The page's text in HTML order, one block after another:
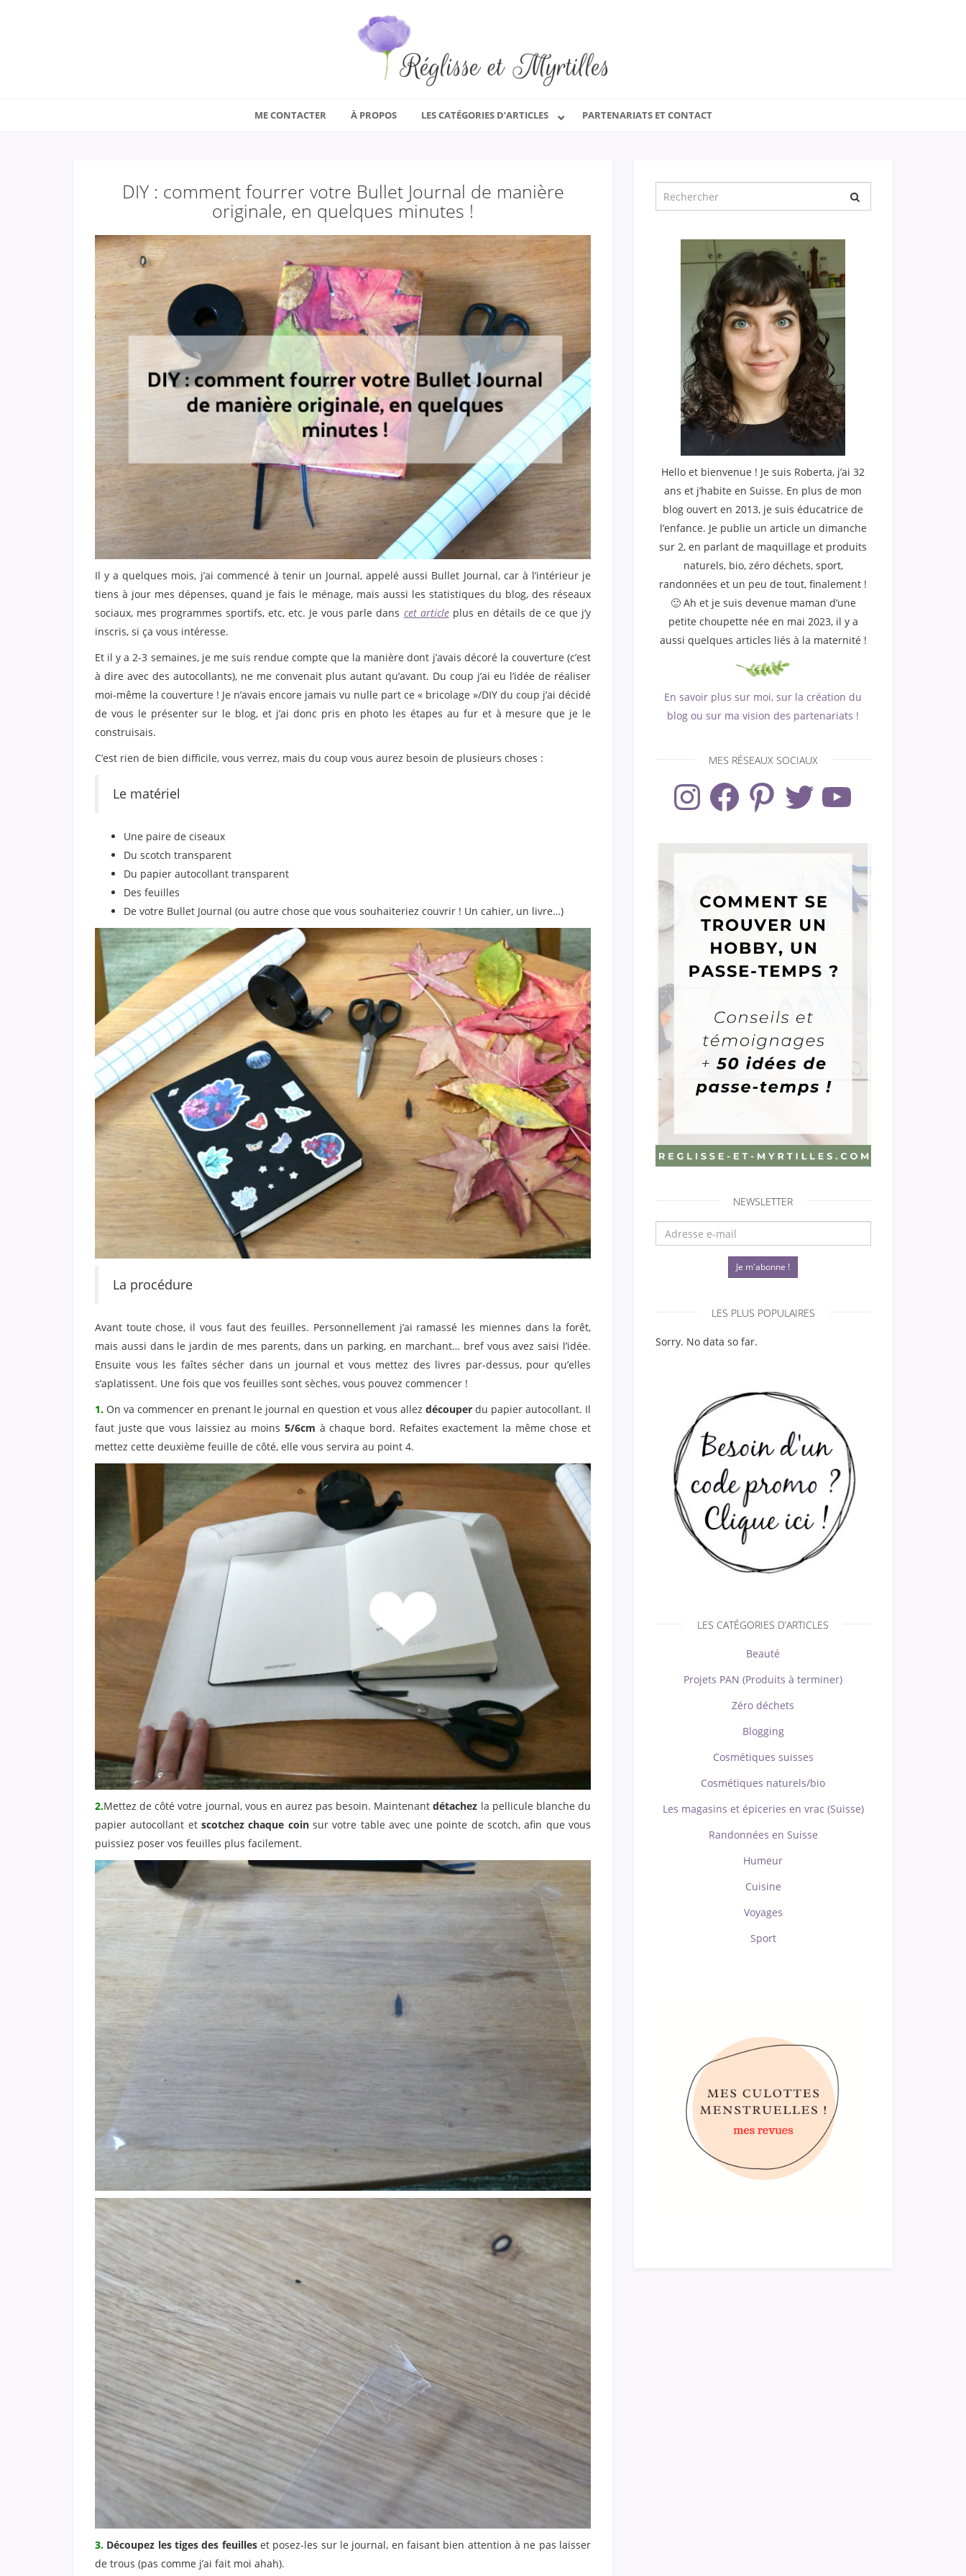
ME CONTACTER À PROPOS LES CATÉGORIES D’ARTICLES PARTENARIATS ET CONTACT
DIY : comment fourrer votre Bullet Journal de manière
originale, en quelques minutes !
Il y a quelques mois, j’ai commencé à tenir un Journal, appelé aussi Bullet Journal, car à l’intérieur je
tiens à jour mes dépenses, quand je fais le ménage, mais aussi les statistiques du blog, des réseaux
sociaux, mes programmes sportifs, etc, etc. Je vous parle dans cet articleplus en détails de ce que j’y
inscris, si ça vous intéresse.
Et il y a 2-3 semaines, je me suis rendue compte que la manière dont j’avais décoré la couverture (c’est
à dire avec des autocollants), ne me convenait plus autant qu’avant. Du coup j’ai eu l’idée de réaliser
moi-même la couverture ! Je n’avais encore jamais vu nulle part ce « bricolage »/DIY du coup j’ai décidé
de vous le présenter sur le blog, et j’ai donc pris en photo les étapes au fur et à mesure que je le
construisais.
C’est rien de bien difficile, vous verrez, mais du coup vous aurez besoin de plusieurs choses :
Le matériel
Une paire de ciseaux
Du scotch transparent
Du papier autocollant transparent
Des feuilles
De votre Bullet Journal (ou autre chose que vous souhaiteriez couvrir ! Un cahier, un livre…)
La procédure
Avant toute chose, il vous faut des feuilles. Personnellement j’ai ramassé les miennes dans la forêt,
mais aussi dans le jardin de mes parents, dans un parking, en marchant… bref vous avez saisi l’idée.
Ensuite vous les faîtes sécher dans un journal et vous mettez des livres par-dessus, pour qu’elles
s’aplatissent. Une fois que vos feuilles sont sèches, vous pouvez commencer !
1. On va commencer en prenant le journal en question et vous allez découper du papier autocollant. Il
faut juste que vous laissiez au moins 5/6cm à chaque bord. Refaites exactement la même chose et
mettez cette deuxième feuille de côté, elle vous servira au point 4.
2.Mettez de côté votre journal, vous en aurez pas besoin. Maintenantdétachez la pellicule blanche du
papier autocollant et scotchez chaque coinsur votre table avec une pointe de scotch, afin que vous
puissiez poser vos feuilles plus facilement.
3. Découpez les tiges des feuilleset posez-les sur le journal, en faisant bien attention à ne pas laisser
de trous (pas comme j’ai fait moi ahah).
pour
:
Hello et bienvenue ! Je suis Roberta, j’ai 32
ans et j’habite en Suisse. En plus de mon
blog ouvert en 2013, je suis éducatrice de
l’enfance. Je publie un article un dimanche
sur 2, en parlant de maquillage et produits
naturels, bio, zéro déchets, sport,
randonnées et un peu de tout, finalement !
🙂 Ah et je suis devenue maman d’une
petite choupette née en mai 2023, il y a
aussi quelques articles liés à la maternité !
En savoir plus sur moi, sur la création du
blog ou sur ma vision des partenariats !
MES RÉSEAUX SOCIAUX
InstagramFacebook PinterestTwitter YouTube
NEWSLETTER
Je m'abonne !
LES PLUS POPULAIRES
Sorry. No data so far.
LES CATÉGORIES D’ARTICLES
Beauté
Projets PAN (Produits à terminer)
Zéro déchets
Blogging
Cosmétiques suisses
Cosmétiques naturels/bio
Les magasins et épiceries en vrac (Suisse)
Randonnées en Suisse
Humeur
Cuisine
Voyages
Sport